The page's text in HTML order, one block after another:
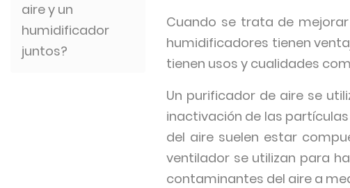
aire y un
humidificador
juntos?
Cuando se trata de
humidificadores tienen
tienen usos y cualidades
Un purificador de aire se
inactivación de las
del aire suelen estar
ventilador se utilizan para
contaminantes del aire a